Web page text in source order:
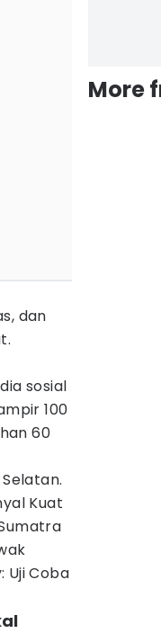
dan
sosial
100
60
Kuat
Uji Coba
More